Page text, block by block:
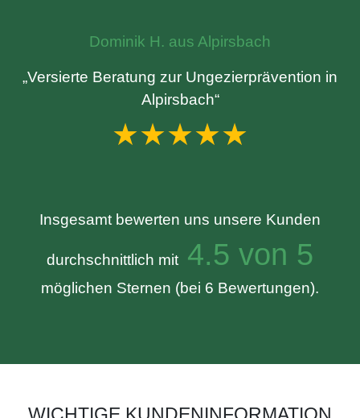
Dominik H. aus Alpirsbach
„Versierte Beratung zur Ungezierprävention in
Alpirsbach“
★★★★★
Insgesamt bewerten uns unsere Kunden
durchschnittlich mit 4.5 von 5
möglichen Sternen (bei 6 Bewertungen).